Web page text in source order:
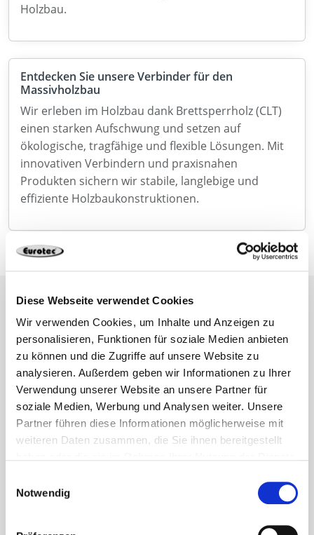
Diese Webseite verwendet Cookies
Wir verwenden Cookies, um Inhalte und Anzeigen zu
personalisieren, Funktionen für soziale Medien anbieten
zu können und die Zugriffe auf unsere Website zu
analysieren. Außerdem geben wir Informationen zu Ihrer
Verwendung unserer Website an unsere Partner für
soziale Medien, Werbung und Analysen weiter. Unsere
Partner führen diese Informationen möglicherweise mit
weiteren Daten zusammen, die Sie ihnen bereitgestellt
Notwendig
Holzbau.
Entdecken Sie unsere Verbinder für den
Massivholzbau
Wir erleben im Holzbau dank Brettsperrholz (CLT)
einen starken Aufschwung und setzen auf
ökologische, tragfähige und flexible Lösungen. Mit
innovativen Verbindern und praxisnahen
Produkten sichern wir stabile, langlebige und
effiziente Holzbaukonstruktionen.
Newsletter
Nie wieder Neuigkeiten und Informationen
rund um Eurotec verpassen
Über welche Themen möchten Sie informiert